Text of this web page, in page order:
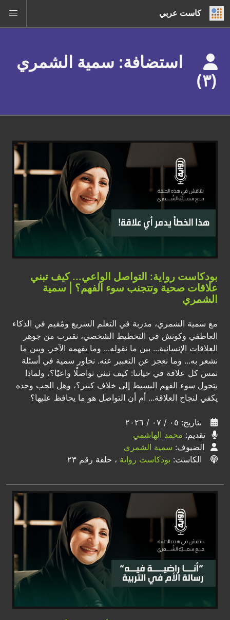
كاست عربي
استضافة: سمية الشمري
(٣)
بودكاست رواية: التواصل الواعي... كيف تبني
علاقات صحية وتتجنب سوء الفهم؟ | سمية
الشمري
مع سمية الشمري، مدربة في التعلم السريع ومُقيم في الذكاء
العاطفي وكوتش في التخطيط الشخصي، نقترب من جوهر
العلاقات الإنسانية... بين ما نقوله... وما يفهمه الآخر. وبين ما
نشعر به... وما نعجز عن التعبير عنه. نحاور سمية في أسئلة
تمس كل علاقة في حياتنا: كيف نبني تواصلًا واعيًا؟، ولماذا
يتحول سوء الفهم البسيط إلى خلاف كبير؟، وهل الحب وحده
يكفي لنجاح العلاقة... أم أن التواصل هو ما يحافظ عليها؟
بتاريخ: ٠٥ / ٠٧ / ٢٠٢٦
تقديم: محمد الهاشمي
الضيوف: سمية الشمري
الكاست: بودكاست رواية ، حلقة رقم ٢٣